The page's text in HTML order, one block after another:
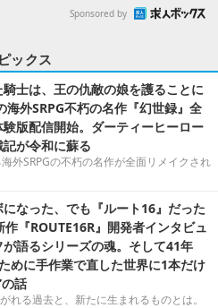
Sponsored by
ックス
士は、王の仇敵の娘を護ることに
外SRPG不朽の名作『幻世録』全
版配信開始。ダーティーヒーロー
が令和に蘇る
外SRPGの不朽の名作が全面リメイクされ
なった、でも『ルート16』だった
『ROUTE16R』開発者インタビュ
語るシリーズの魂。そして41年
めに手作業で直した世界に1本だけ
話
れる過去と、新たに生まれるものとは。